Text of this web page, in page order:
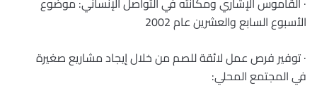
الأسبوع السابع والعشرين عام ‏2002‏‏
· توفير فرص عمل لائقة للصم من خلال إيجاد مشاريع صغيرة
في المجتمع المحلي: